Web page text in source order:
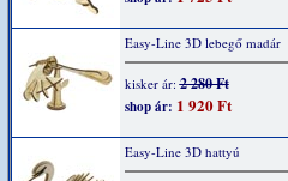
Easy-Line 3D lebegő madár
kisker ár:2 280 Ft
shop ár: 1 920 Ft
Easy-Line 3D hattyú